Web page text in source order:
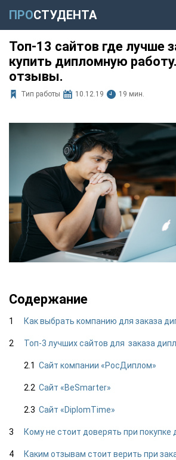
ПРОСТУДЕНТА
Топ-13 сайтов где лучше
купить дипломную
отзывы.
Тип работы 10.12.19 19 мин.
Содержание
Как выбрать компанию для заказа
Топ-3 лучших сайтов для заказа
Сайт компании «РосДиплом»
Сайт «BeSmarter»
Сайт «DiplomTime»
Кому не стоит доверять при
Каким отзывам стоит верить при